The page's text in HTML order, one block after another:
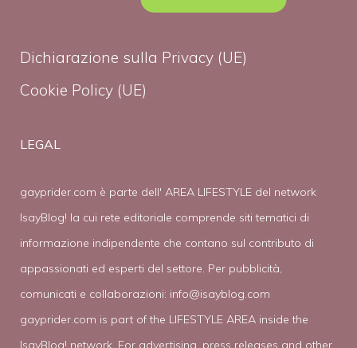
Dichiarazione sulla Privacy (UE)
Cookie Policy (UE)
LEGAL
gayprider.com è parte dell' AREA LIFESTYLE del network
IsayBlog! la cui rete editoriale comprende siti tematici di
informazione indipendente che contano sul contributo di
appassionati ed esperti del settore. Per pubblicità,
comunicati e collaborazioni: info@isayblog.com
gayprider.com is part of the LIFESTYLE AREA inside the
IsayBlog! network. For advertising, press releases and other